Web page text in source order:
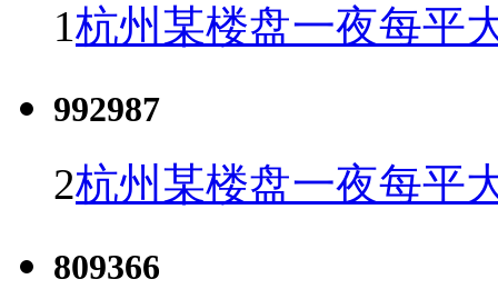
1杭州某楼盘一夜每平
992987
2杭州某楼盘一夜每平
809366